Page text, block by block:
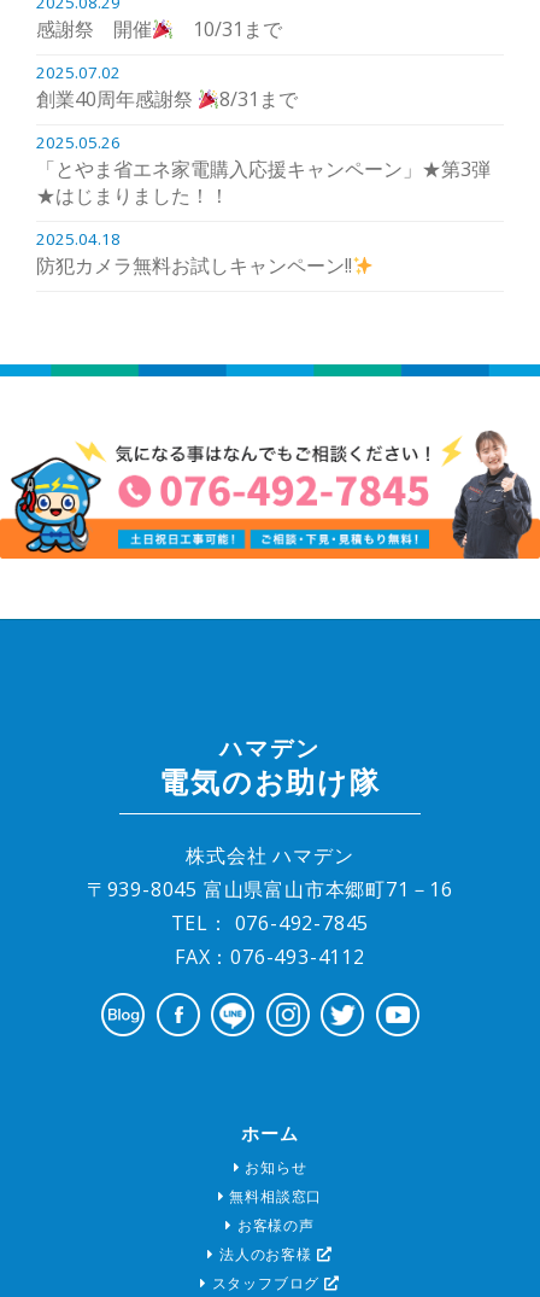
感謝祭 開催 10/31まで
2025.07.02
創業40周年感謝祭 8/31まで
2025.05.26
「とやま省エネ家電購入応援キャンペーン」★第3弾
★はじまりました！！
2025.04.18
防犯カメラ無料お試しキャンペーン!!
ハマデン
電気のお助け隊
株式会社 ハマデン
〒939-8045 富山県富山市本郷町71－16
TEL： 076-492-7845
FAX：076-493-4112
ホーム
お知らせ
無料相談窓口
お客様の声
法人のお客様
スタッフブログ